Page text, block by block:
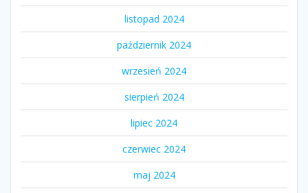
listopad 2024
październik 2024
wrzesień 2024
sierpień 2024
lipiec 2024
czerwiec 2024
maj 2024